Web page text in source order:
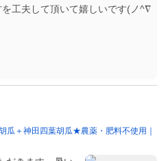
工夫して頂いて嬉しいです(ノ^∇
瓜＋神田四葉胡瓜★農薬・肥料不使用｜